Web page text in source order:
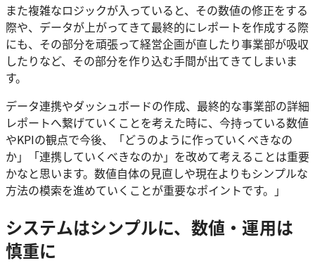
また複雑なロジックが入っていると、その数値の修正をする
際や、データが上がってきて最終的にレポートを作成する際
にも、その部分を頑張って経営企画が直したり事業部が吸収
したりなど、その部分を作り込む手間が出てきてしまいま
す。
データ連携やダッシュボードの作成、最終的な事業部の詳細
レポートへ繋げていくことを考えた時に、今持っている数値
やKPIの観点で今後、「どうのように作っていくべきなの
か」「連携していくべきなのか」を改めて考えることは重要
かなと思います。数値自体の見直しや現在よりもシンプルな
方法の模索を進めていくことが重要なポイントです。」
システムはシンプルに、数値・運用は
慎重に